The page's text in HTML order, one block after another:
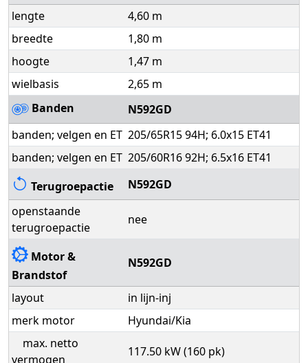
lengte
4,60 m
breedte
1,80 m
hoogte
1,47 m
wielbasis
2,65 m
Banden
N592GD
banden; velgen en ET 205/65R15 94H; 6.0x15 ET41
banden; velgen en ET 205/60R16 92H; 6.5x16 ET41
Terugroepactie
N592GD
openstaande
terugroepactie
nee
Motor &
Brandstof
N592GD
layout
in lijn-inj
merk motor
Hyundai/Kia
max. netto
vermogen
117.50 kW (160 pk)